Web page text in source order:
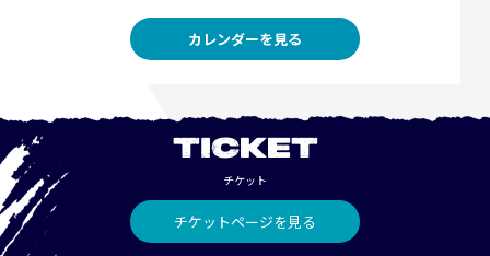
カレンダーを見る
TICKET
チケット
チケットページを見る